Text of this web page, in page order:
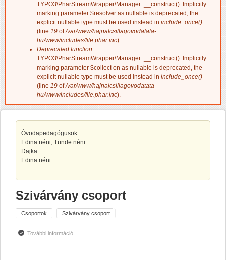
TYPO3\PharStreamWrapper\Manager::__construct(): Implicitly
marking parameter $resolver as nullable is deprecated, the
explicit nullable type must be used instead in include_once()
(line 19 of/var/www/hajnalcsillagovodatata-
hu/www/includes/file.phar.inc).
Deprecated function:
TYPO3\PharStreamWrapper\Manager::__construct(): Implicitly
marking parameter $collection as nullable is deprecated, the
explicit nullable type must be used instead in include_once()
(line 19 of/var/www/hajnalcsillagovodatata-
hu/www/includes/file.phar.inc).
Óvodapedagógusok:
Edina néni, Tünde néni
Dajka:
Edina néni
Szivárvány csoport
Csoportok Szivárvány csoport
További információSzivárvány csoport tartalommal kapcsolatosan